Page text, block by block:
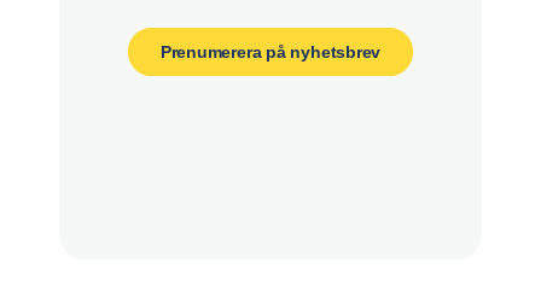
Prenumerera på nyhetsbrev